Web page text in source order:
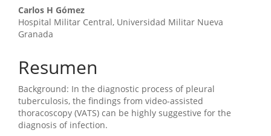
Carlos H Gómez
Hospital Militar Central, Universidad Militar Nueva
Granada
Resumen
Background: In the diagnostic process of pleural
tuberculosis, the findings from video-assisted
thoracoscopy (VATS) can be highly suggestive for the
diagnosis of infection.